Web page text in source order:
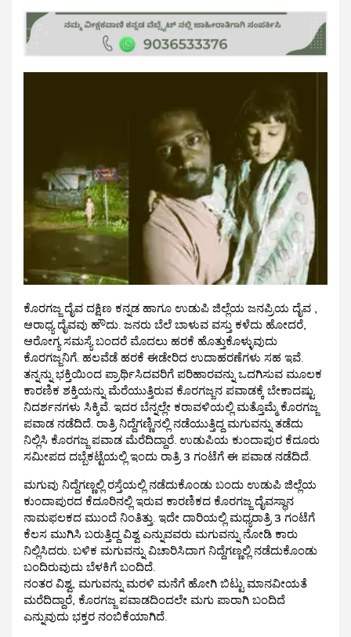
ಕೊರಗಜ್ಜ ದೈವ ದಕ್ಷಿಣ ಕನ್ನಡ ಹಾಗೂ ಉಡುಪಿ ಜಿಲ್ಲೆಯ ಜನಪ್ರಿಯ ದೈವ ,
ಆರಾಧ್ಯ ದೈವವು ಹೌದು. ಜನರು ಬೆಲೆ ಬಾಳುವ ವಸ್ತು ಕಳೆದು ಹೋದರೆ,
ಆರೋಗ್ಯ ಸಮಸ್ಯೆ ಬಂದರೆ ಮೊದಲು ಹರಕೆ ಹೊತ್ತುಕೊಳ್ಳುವುದು
ಕೊರಗಜ್ಜನಿಗೆ. ಹಲವೆಡೆ ಹರಕೆ ಈಡೇರಿದ ಉದಾಹರಣೆಗಳು ಸಹ ಇವೆ.
ತನ್ನನ್ನು ಭಕ್ತಿಯಿಂದ ಪ್ರಾರ್ಥಿಸಿದವರಿಗೆ ಪರಿಹಾರವನ್ನು ಒದಗಿಸುವ ಮೂಲಕ
‌ಕಾರಣಿಕ ಶಕ್ತಿಯನ್ನು ‌ಮೆರೆಯುತ್ತಿರುವ ಕೊರಗಜ್ಜನ ಪವಾಡಕ್ಕೆ ಬೇಕಾದಷ್ಟು
ನಿದರ್ಶನಗಳು ‌ಸಿಕ್ಕಿವೆ. ಇದರ ಬೆನ್ನಲ್ಲೇ ಕರಾವಳಿಯಲ್ಲಿ ಮತ್ತೊಮ್ಮೆ ಕೊರಗಜ್ಜ
ಪವಾಡ ನಡೆದಿದೆ. ರಾತ್ರಿ ನಿದ್ದೆಗಣ್ಣಿನಲ್ಲಿ ನಡೆಯುತ್ತಿದ್ದ ಮಗುವನ್ನು ತಡೆದು
ನಿಲ್ಲಿಸಿ ಕೊರಗಜ್ಜ ಪವಾಡ ಮೆರೆದಿದ್ದಾರೆ. ಉಡುಪಿಯ ಕುಂದಾಪುರ ಕೆದೂರು
ಸಮೀಪದ ದಬ್ಬೆಕಟ್ಟೆಯಲ್ಲಿ ಇಂದು ರಾತ್ರಿ 3 ಗಂಟೆಗೆ ಈ ಪವಾಡ ನಡೆದಿದೆ.
ಮಗುವು ನಿದ್ದೆಗಣ್ಣಲ್ಲಿ ರಸ್ತೆಯಲ್ಲಿ ನಡೆದುಕೊಂಡು ಬಂದು ಉಡುಪಿ ಜಿಲ್ಲೆಯ
ಕುಂದಾಪುರದ ಕೆದೂರಿನಲ್ಲಿ ಇರುವ ಕಾರಣಿಕದ ಕೊರಗಜ್ಜ ದೈವಸ್ಥಾನ
ನಾಮಫಲಕದ ಮುಂದೆ ನಿಂತಿತ್ತು. ಇದೇ ದಾರಿಯಲ್ಲಿ ಮಧ್ಯರಾತ್ರಿ 3 ಗಂಟೆಗೆ
ಕೆಲಸ ಮುಗಿಸಿ ಬರುತ್ತಿದ್ದ ವಿಶ್ವ ಎನ್ನುವವರು ಮಗುವನ್ನು ನೋಡಿ ಕಾರು
ನಿಲ್ಲಿಸಿದರು. ಬಳಿಕ ಮಗುವನ್ನು ವಿಚಾರಿಸಿದಾಗ ನಿದ್ದೆಗಣ್ಣಲ್ಲಿ ನಡೆದುಕೊಂಡು
ಬಂದಿರುವುದು ಬೆಳಕಿಗೆ ಬಂದಿದೆ.
ನಂತರ ವಿಶ್ವ, ಮಗುವನ್ನು ಮರಳಿ ಮನೆಗೆ ಹೋಗಿ ಬಿಟ್ಟು ಮಾನವೀಯತೆ
ಮರೆದಿದ್ದಾರೆ, ಕೊರಗಜ್ಜ ಪವಾಡದಿಂದಲೇ ಮಗು ಪಾರಾಗಿ ಬಂದಿದೆ
ಎನ್ನುವುದು ಭಕ್ತರ ನಂಬಿಕೆಯಾಗಿದೆ.